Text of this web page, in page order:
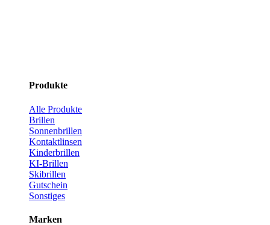
Produkte
Alle Produkte
Brillen
Sonnenbrillen
Kontaktlinsen
Kinderbrillen
KI-Brillen
Skibrillen
Gutschein
Sonstiges
Marken